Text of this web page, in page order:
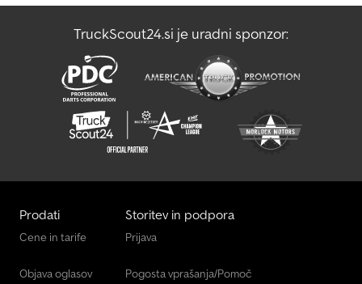
TruckScout24.si je uradni sponzor:
Prodati
Cene in tarife
Objava oglasov
Storitev in podpora
Prijava
Pogosta vprašanja/Pomoč